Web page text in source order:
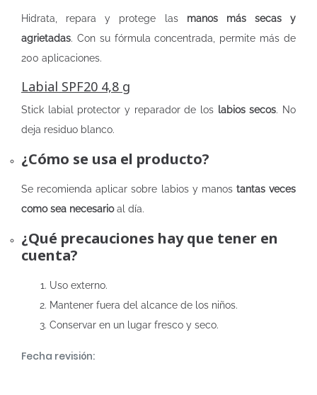
Hidrata, repara y protege las manos más secas y
agrietadas. Con su fórmula concentrada, permite más de
200 aplicaciones.
Labial SPF20 4,8 g
Stick labial protector y reparador de los labios secos. No
deja residuo blanco.
¿Cómo se usa el producto?
Se recomienda aplicar sobre labios y manos tantas veces
como sea necesarioal día.
¿Qué precauciones hay que tener en
cuenta?
Uso externo.
Mantener fuera del alcance de los niños.
Conservar en un lugar fresco y seco.
Fecha revisión: